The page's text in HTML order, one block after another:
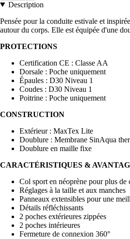
Description
Pensée pour la conduite estivale et
autour du corps. Elle est équipée d'une
PROTECTIONS
Certification CE : Classe AA
Dorsale : Poche uniquement
Épaules : D30 Niveau 1
Coudes : D30 Niveau 1
Poitrine : Poche uniquement
CONSTRUCTION
Extérieur : MaxTex Lite
Doublure : Membrane SinAqua
Doublure en maille fixe
CARACTÉRISTIQUES &
Col sport en néoprène pour plus de
Réglages à la taille et aux manches
Panneaux extensibles pour une
Détails réfléchissants
2 poches extérieures zippées
2 poches intérieures
Fermeture de connexion 360°